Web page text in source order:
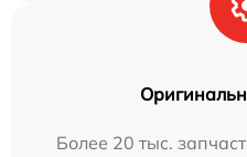
Более 20 тыс.